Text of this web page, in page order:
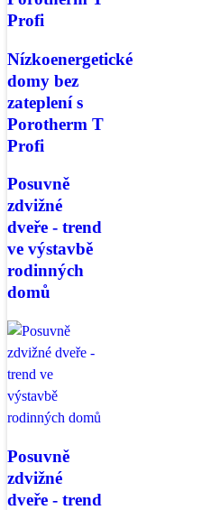
Profi
Nízkoenergetické
domy bez
zateplení s
Porotherm T
Profi
Posuvně
zdvižné
dveře - trend
ve výstavbě
rodinných
domů
Posuvně
zdvižné
dveře - trend